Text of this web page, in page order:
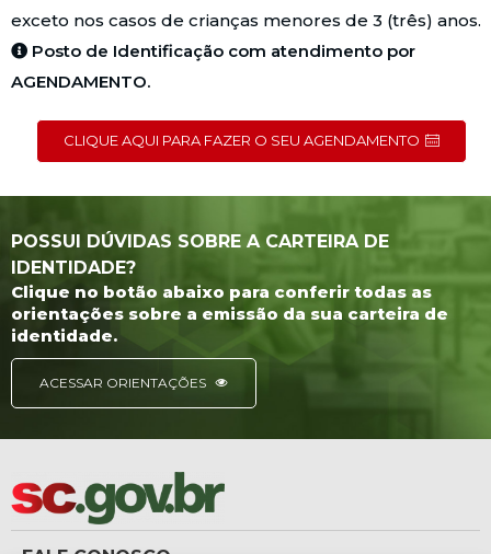
exceto nos casos de crianças menores de 3 (três) anos.
Posto de Identificação com atendimento por
AGENDAMENTO.
CLIQUE AQUI PARA FAZER O SEU AGENDAMENTO
POSSUI DÚVIDAS SOBRE A CARTEIRA DE
IDENTIDADE?
Clique no botão abaixo para conferir todas as
orientações sobre a emissão da sua carteira de
identidade.
ACESSAR ORIENTAÇÕES